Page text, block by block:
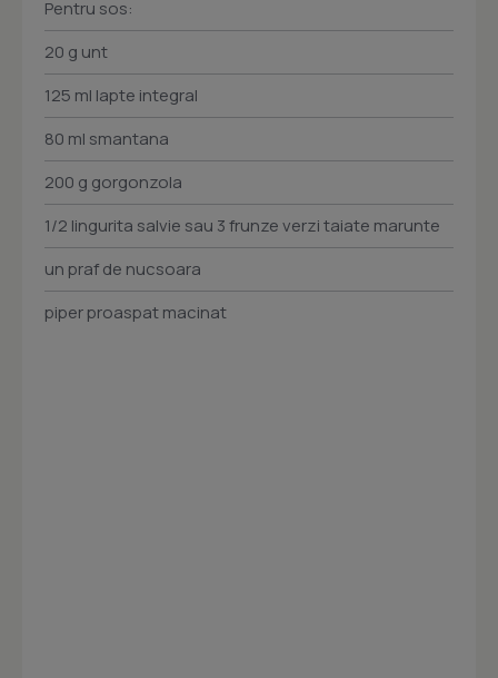
Pentru sos:
20 g unt
125 ml lapte integral
80 ml smantana
200 g gorgonzola
1/2 lingurita salvie sau 3 frunze verzi taiate marunte
un praf de nucsoara
piper proaspat macinat